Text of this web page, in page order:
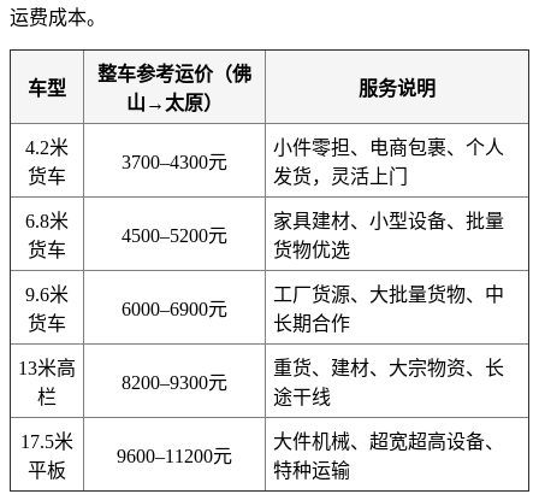
运费成本。
车型
整车参考运价（佛
山→太原）
服务说明
4.2米
货车
3700–4300元
小件零担、电商包裹、个人
发货，灵活上门
6.8米
货车
4500–5200元
家具建材、小型设备、批量
货物优选
9.6米
货车
6000–6900元
工厂货源、大批量货物、中
长期合作
13米高
栏
8200–9300元
重货、建材、大宗物资、长
途干线
17.5米
平板
9600–11200元
大件机械、超宽超高设备、
特种运输